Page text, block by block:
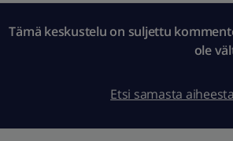
Tämä keskustelu on suljettu
ole
Etsi samasta